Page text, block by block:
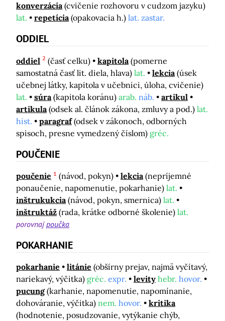
konverzácia (cvičenie rozhovoru v cudzom jazyku)
lat.
repetícia (opakovacia h.) lat. zastar.
ODDIEL
oddiel 2 (časť celku) kapitola (pomerne
samostatná časť lit. diela, hlava) lat. lekcia (úsek
učebnej látky, kapitola v učebnici, úloha, cvičenie)
lat.
súra (kapitola koránu) arab. náb.
artikul
artikula (odsek al. článok zákona, zmluvy a pod.) lat.
hist.
paragraf (odsek v zákonoch, odborných
spisoch, presne vymedzený číslom) gréc.
POUČENIE
poučenie 1 (návod, pokyn) lekcia (nepríjemné
ponaučenie, napomenutie, pokarhanie) lat.
inštrukukcia (návod, pokyn, smernica) lat.
inštruktáž (rada, krátke odborné školenie) lat.
porovnajpoučka
POKARHANIE
pokarhanie litánie (obšírny prejav, najmä vyčítavý,
nariekavý, výčitka) gréc. expr. levity hebr. hovor.
pucung (karhanie, napomenutie, napomínanie,
dohováranie, výčitka) nem. hovor.
kritika
(hodnotenie, posudzovanie, vytýkanie chýb,